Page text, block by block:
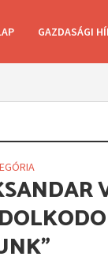
GAZDASÁGI